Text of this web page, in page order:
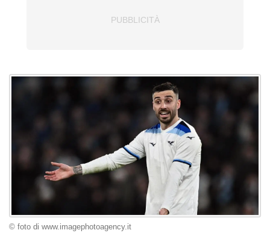
© foto di www.imagephotoagency.it